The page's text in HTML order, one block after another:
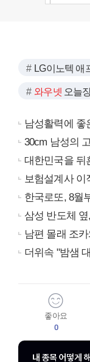
LG이노텍 애
와우넷 오늘
남성활력에 좋
30cm 남성의
대한민국을 뒤
보험설계사 이
한국로또, 8월
삼성 반도체
남편 몰래 조
더위속 "밤샘 대
좋아요
0